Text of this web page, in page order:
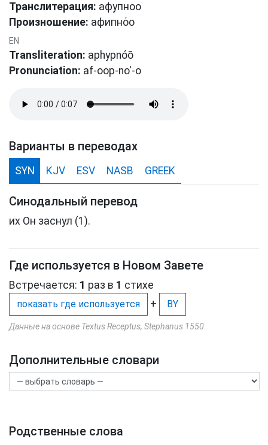
Транслитерация: афупноо
Произношение: афипнόо
EN
Transliteration: aphypnóō
Pronunciation: af-oop-no'-o
Варианты в переводах
SYN KJV ESV NASB GREEK
Синодальный перевод
их Он заснул (1).
Где используется в Новом Завете
Встречается: 1 раз в 1 стихе
показать где используется + BY
Данные на основе Textus Receptus, Stephanus 1550.
Дополнительные словари
Родственные слова